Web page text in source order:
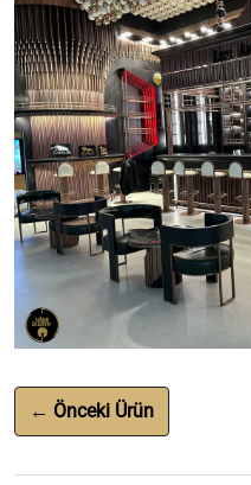
← Önceki Ürün